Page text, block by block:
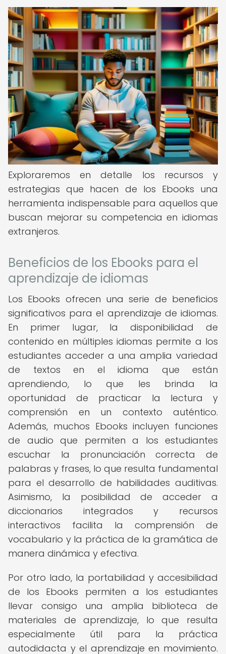
Exploraremos en detalle los recursos y
estrategias que hacen de los Ebooks una
herramienta indispensable para aquellos que
buscan mejorar su competencia en idiomas
extranjeros.
Beneficios de los Ebooks para el
aprendizaje de idiomas
Los Ebooks ofrecen una serie de beneficios
significativos para el aprendizaje de idiomas.
En primer lugar, la disponibilidad de
contenido en múltiples idiomas permite a los
estudiantes acceder a una amplia variedad
de textos en el idioma que están
aprendiendo, lo que les brinda la
oportunidad de practicar la lectura y
comprensión en un contexto auténtico.
Además, muchos Ebooks incluyen funciones
de audio que permiten a los estudiantes
escuchar la pronunciación correcta de
palabras y frases, lo que resulta fundamental
para el desarrollo de habilidades auditivas.
Asimismo, la posibilidad de acceder a
diccionarios integrados y recursos
interactivos facilita la comprensión de
vocabulario y la práctica de la gramática de
manera dinámica y efectiva.
Por otro lado, la portabilidad y accesibilidad
de los Ebooks permiten a los estudiantes
llevar consigo una amplia biblioteca de
materiales de aprendizaje, lo que resulta
especialmente útil para la práctica
autodidacta y el aprendizaje en movimiento.